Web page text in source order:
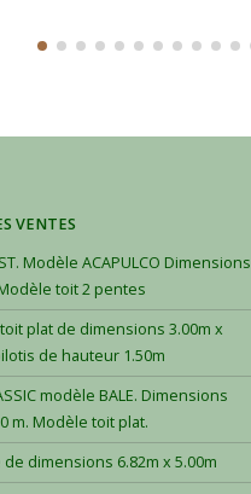
VENTES
Modèle ACAPULCO Dimensions
toit 2 pentes
plat de dimensions 3.00m x
de hauteur 1.50m
modèle BALE. Dimensions
m. Modèle toit plat.
dimensions 6.82m x 5.00m